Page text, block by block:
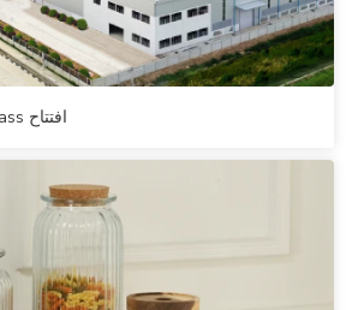
افتتاح SinoGlass تايلاند الكبير